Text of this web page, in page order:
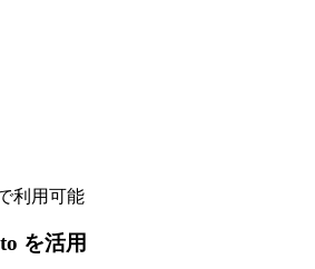
利用可能
を活用